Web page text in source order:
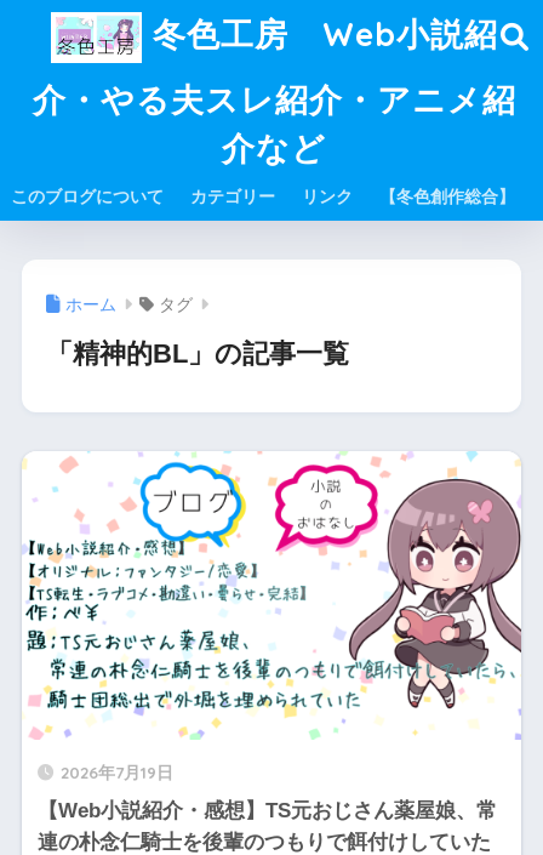
冬色工房 Web小説紹
介・やる夫スレ紹介・アニメ紹
介など
このブログについて カテゴリー リンク 【冬色創作総合】
ホーム タグ
「精神的BL」の記事一覧
2026年7月19日
【Web小説紹介・感想】TS元おじさん薬屋娘、常
連の朴念仁騎士を後輩のつもりで餌付けしていた